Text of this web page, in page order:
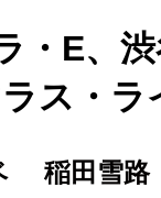
・E、
ス・ラ
稲田雪路